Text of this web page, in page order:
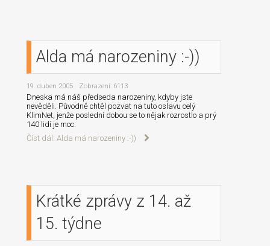
Alda má narozeniny :-))
19. duben 2005 Zobrazení: 6113
Dneska má náš předseda narozeniny, kdyby jste
nevěděli. Původně chtěl pozvat na tuto oslavu celý
KlimNet, jenže poslední dobou se to nějak rozrostlo a prý
140 lidí je moc.
Číst dál: Alda má narozeniny :-))
Krátké zprávy z 14. až
15. týdne